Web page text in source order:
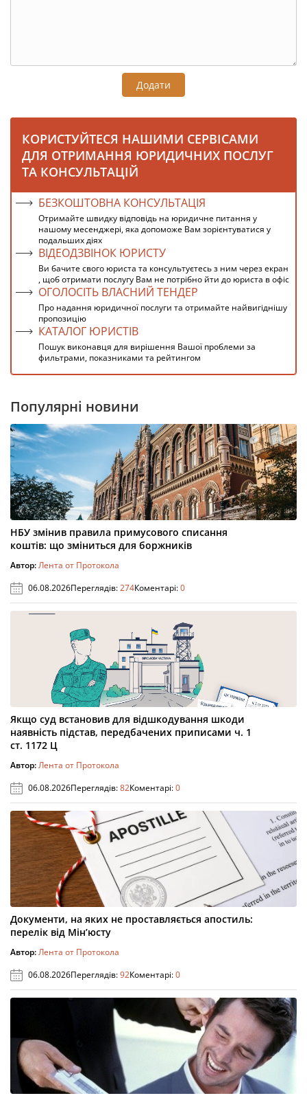
Додати
КОРИСТУЙТЕСЯ НАШИМИ СЕРВІСАМИ
ДЛЯ ОТРИМАННЯ ЮРИДИЧНИХ ПОСЛУГ
ТА КОНСУЛЬТАЦІЙ
БЕЗКОШТОВНА КОНСУЛЬТАЦІЯ
Отримайте швидку відповідь на юридичне питання у
нашому месенджері, яка допоможе Вам зорієнтуватися у
подальших діях
ВІДЕОДЗВІНОК ЮРИСТУ
Ви бачите свого юриста та консультуєтесь з ним через екран
, щоб отримати послугу Вам не потрібно йти до юриста в офіс
ОГОЛОСІТЬ ВЛАСНИЙ ТЕНДЕР
Про надання юридичної послуги та отримайте найвигіднішу
пропозицію
КАТАЛОГ ЮРИСТІВ
Пошук виконавця для вирішення Вашої проблеми за
фильтрами, показниками та рейтингом
Популярні новини
НБУ змінив правила примусового списання
коштів: що зміниться для боржників
Автор:Лента от Протокола
06.08.2026Переглядів:274Коментарі:0
Якщо суд встановив для відшкодування шкоди
наявність підстав, передбачених приписами ч. 1
ст. 1172 Ц
Автор:Лента от Протокола
06.08.2026Переглядів:82Коментарі:0
Документи, на яких не проставляється апостиль:
перелік від Мін’юсту
Автор:Лента от Протокола
06.08.2026Переглядів:92Коментарі:0